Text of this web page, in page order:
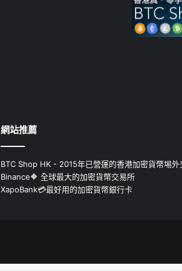
網站推薦
BTC Shop HK - 2015年已營運的香港加密貨幣埸
Binance🔶 全球最大的加密貨幣交易所
XapoBank💳最好用的加密貨幣銀行卡